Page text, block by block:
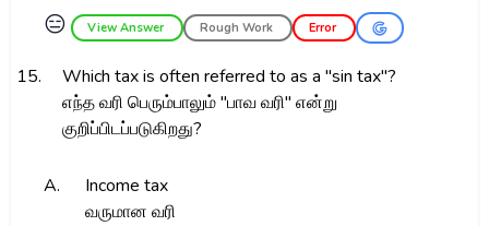
😑 View Answer Rough Work Error
15.
Which tax is often referred to as a "sin tax"?
எந்த வரி பெரும்பாலும் "பாவ வரி" என்று
குறிப்பிடப்படுகிறது?
A.
Income tax
வருமான வரி